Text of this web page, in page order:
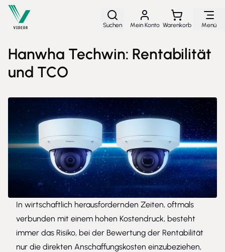
Direkt zum Inhalt
Suchen Mein Konto Warenkorb Menü
Hanwha Techwin: Rentabilität
und TCO
In wirtschaftlich herausfordernden Zeiten, oftmals
verbunden mit einem hohen Kostendruck, besteht
immer das Risiko, bei der Bewertung der Rentabilität
nur die direkten Anschaffungskosten einzubeziehen,